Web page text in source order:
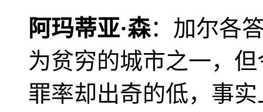
阿玛蒂亚·森：加尔各
为贫穷的城市之一，
罪率却出奇的低，事